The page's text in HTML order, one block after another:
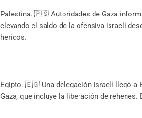
Palestina. 🇵🇸 Autoridades de Gaza
elevando el saldo de la ofensiva israelí
heridos.
Egipto. 🇪🇬 Una delegación israelí llegó a
Gaza, que incluye la liberación de